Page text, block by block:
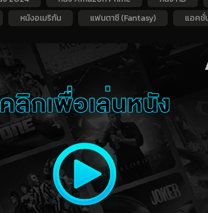
หนังอเมริกัน แฟนตาซี (Fantasy) แอคชั่